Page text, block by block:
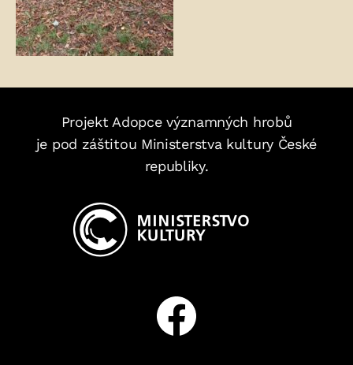
Projekt Adopce významných hrobů
je pod záštitou Ministerstva kultury České
republiky.
Facebook